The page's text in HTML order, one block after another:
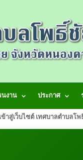
นงาน ประกาศ
าสู่เว็บไซต์ เทศบาลตำบลโพ